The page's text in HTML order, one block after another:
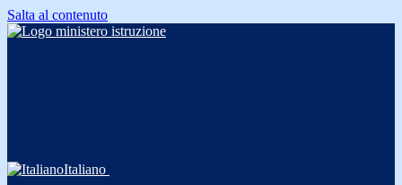
Salta al contenuto
Italiano